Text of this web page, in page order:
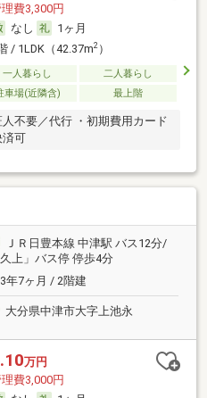
費3,300円
なし
1ヶ月
/ 1LDK（42.37m2）
一人暮らし
二人暮らし
車場(近隣含) 最上階
不要／代行 ・初期費用カード
済可
ＪＲ日豊本線 中津駅 バス12分/
久上」バス停 停歩4分
年7ヶ月 / 2階建
大分県中津市大字上池永
万円
費3,000円